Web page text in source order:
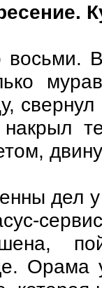
восьми.
свернул
дел
Орама